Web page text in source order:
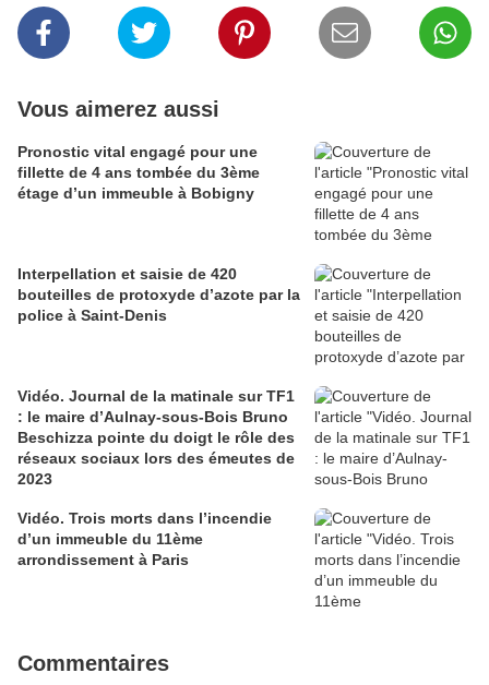
Vous aimerez aussi
Pronostic vital engagé pour une
fillette de 4 ans tombée du 3ème
étage d’un immeuble à Bobigny
Interpellation et saisie de 420
bouteilles de protoxyde d’azote par la
police à Saint-Denis
Vidéo. Journal de la matinale sur TF1
: le maire d’Aulnay-sous-Bois Bruno
Beschizza pointe du doigt le rôle des
réseaux sociaux lors des émeutes de
2023
Vidéo. Trois morts dans l’incendie
d’un immeuble du 11ème
arrondissement à Paris
Commentaires